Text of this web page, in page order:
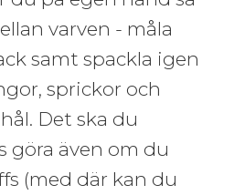
varven - måla
samt spackla igen
sprickor och
Det ska du
göra även om du
(med där kan du